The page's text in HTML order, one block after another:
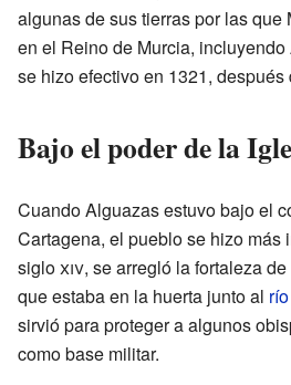
algunas de sus tierras por las que
en el Reino de Murcia,
se hizo efectivo en 1321,
Bajo el poder de la
Cuando Alguazas estuvo bajo el
Cartagena, el pueblo se hizo más
sigloxiv, se arregló la fortaleza
que estaba en la huerta junto al
sirvió para proteger a algunos
como base militar.